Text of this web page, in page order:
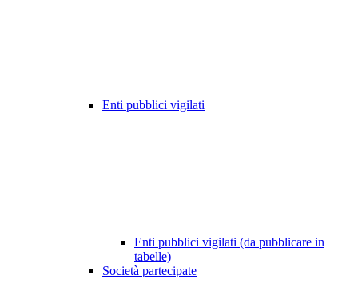
Enti pubblici vigilati
Enti pubblici vigilati (da pubblicare in
tabelle)
Società partecipate